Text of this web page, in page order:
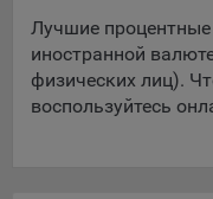
Аналитические файлы
сайта Общества
выявлять трудности,
сайта, а также
Лучшие
иностранной
физических лиц).
воспользуйтесь